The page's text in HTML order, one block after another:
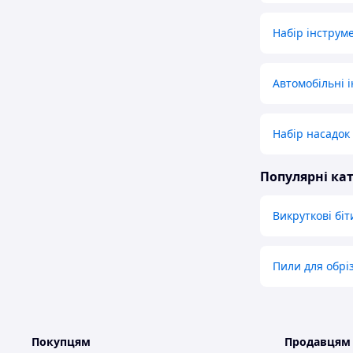
Набір
Автомобільні
Набір
Популярні
Викруткові
Пили для
Покупцям Продавцям